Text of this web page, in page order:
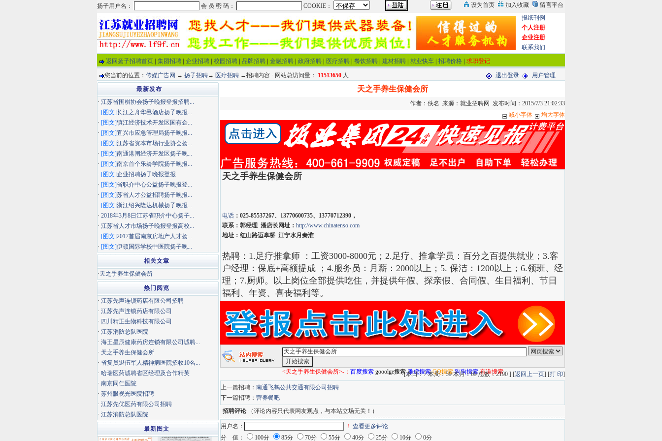
报纸刊例
个人注册
企业注册
联系我们
返回扬子招聘首页
集团招聘 企业招聘 校园招聘 品牌招聘 金融招聘 政府招聘 医疗招聘 餐饮招聘 建材招聘 就业快车 招聘价格 求职登记
您当前的位置： 传媒广告网 → 扬子招聘→ 医疗招聘 →招聘内容 · 网站总访问量： 11513650 人 退出登录 用户管理
天之手养生保健会所
作者：佚名 来源：就业招聘网 发布时间：2015/7/3 21:02:33
减小字体
增大字体
天之手养生保健会所
电话 ：025-85537267、13770600735、13770712390，
联系：郭经理 潘店长网址： http://www.chinatenso.com
地址：红山路迈皋桥 江宁水月秦淮
热聘：1.足疗推拿师 ：工资3000-8000元；2.足疗、推拿学员：百分之百提供就业；3.客
户经理：保底+高额提成 ；4.服务员：月薪：2000以上；5. 保洁：1200以上；6.领班、经
理；7.厨师。以上岗位全部提供吃住，并提供年假、探亲假、合同假、生日福利、节日
福利、年资、喜丧福利等。
<天之手养生保健会所>-： 百度搜索 gooolge搜索 雅虎搜索 QQ搜索 狗狗搜索 有道搜索
[本日：7 本周：59 本月：69 总数：2190 ] [返回上一页] [打 印]
上一篇招聘： 南通飞鹤公共交通有限公司招聘
下一篇招聘： 营养餐吧
招聘评论 （评论内容只代表网友观点，与本站立场无关！）
用户名： ！ 查看更多评论
分 值：
100分 85分 70分 55分 40分 25分 10分 0分
最新发布
· 江苏省围棋协会扬子晚报登报招聘...
· [图文]长江之舟华邑酒店扬子晚报...
· [图文]镇江经济技术开发区国有企...
· [图文]宜兴市应急管理局扬子晚报...
· [图文]江苏省资本市场行业协会扬...
· [图文]南通港闸经济开发区扬子晚...
· [图文]南京首个乐龄学院扬子晚报...
· [图文]企业招聘扬子晚报登报
· [图文]省职介中心公益扬子晚报登...
· [图文]苏省人才公益招聘扬子晚报...
· [图文]浙江绍兴隆达机械扬子晚报...
· 2018年3月8日江苏省职介中心扬子...
· 江苏省人才市场扬子晚报登报高校...
· [图文]2017首届南京房地产人才扬...
· [图文]伊顿国际学校中医院扬子晚...
相关文章
·天之手养生保健会所
热门阅览
· 江苏先声连锁药店有限公司招聘
· 江苏先声连锁药店有限公司
· 四川精正生物科技有限公司
· 江苏消防总队医院
· 海王星辰健康药房连锁有限公司诚聘...
· 天之手养生保健会所
· 省复员退伍军人精神病医院招收10名...
· 哈瑞医药诚聘省区经理及合作精英
· 南京同仁医院
· 苏州眼视光医院招聘
· 江苏先优医药有限公司招聘
· 江苏消防总队医院
最新图文